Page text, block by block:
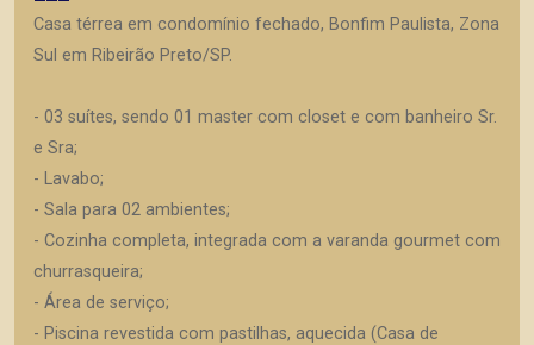
Casa térrea em condomínio fechado, Bonfim Paulista, Zona
Sul em Ribeirão Preto/SP.
- 03 suítes, sendo 01 master com closet e com banheiro Sr.
e Sra;
- Lavabo;
- Sala para 02 ambientes;
- Cozinha completa, integrada com a varanda gourmet com
churrasqueira;
- Área de serviço;
- Piscina revestida com pastilhas, aquecida (Casa de